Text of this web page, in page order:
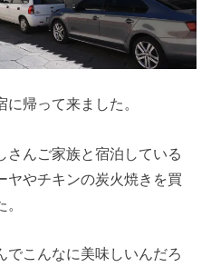
帰って来ました。
さんご家族と宿泊している
ヤやチキンの炭火焼きを買
でこんなに美味しいんだろ